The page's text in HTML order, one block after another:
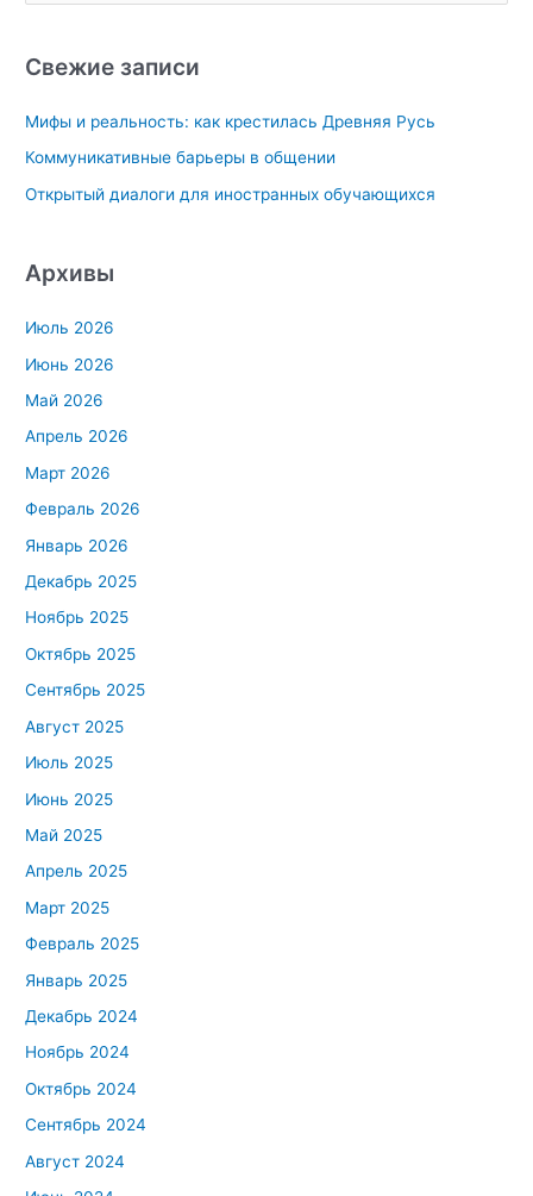
с
:
Свежие записи
Мифы и реальность: как крестилась Древняя Русь
Коммуникативные барьеры в общении
Открытый диалоги для иностранных обучающихся
Архивы
Июль 2026
Июнь 2026
Май 2026
Апрель 2026
Март 2026
Февраль 2026
Январь 2026
Декабрь 2025
Ноябрь 2025
Октябрь 2025
Сентябрь 2025
Август 2025
Июль 2025
Июнь 2025
Май 2025
Апрель 2025
Март 2025
Февраль 2025
Январь 2025
Декабрь 2024
Ноябрь 2024
Октябрь 2024
Сентябрь 2024
Август 2024